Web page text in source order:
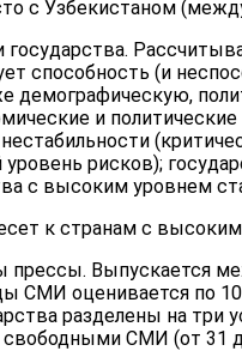
с Узбекистаном
государства.
способность (и
демографическую,
и
рисков);
с высоким уровнем
к странам с
прессы. Выпускается
СМИ оценивается по
разделены на
свободными СМИ (от 31